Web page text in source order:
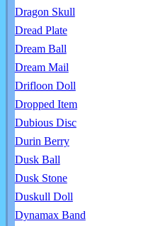
Dragon Skull
Dread Plate
Dream Ball
Dream Mail
Drifloon Doll
Dropped Item
Dubious Disc
Durin Berry
Dusk Ball
Dusk Stone
Duskull Doll
Dynamax Band